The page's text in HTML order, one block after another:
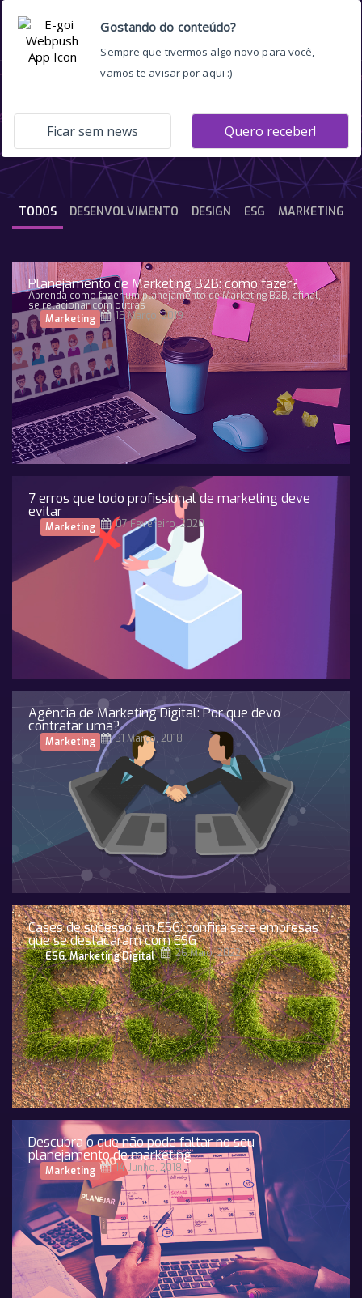
dicas de marketing b2b
DESENVOLVIMENTO DESIGN ESG MARKETING
TODOS
Planejamento de Marketing B2B: como fazer?
Aprenda como fazer um planejamento de Marketing B2B, afinal,
se relacionar com outras
Marketing
15 Março, 2019
7 erros que todo profissional de marketing deve
evitar
Marketing 07 Fevereiro, 2020
Agência de Marketing Digital: Por que devo
contratar uma?
Marketing 31 Março, 2018
Cases de sucesso em ESG: confira sete empresas
que se destacaram com ESG
ESG,Marketing Digital 26 Maio, 2022
Descubra o que não pode faltar no seu
planejamento de marketing
Marketing 14 Junho, 2018